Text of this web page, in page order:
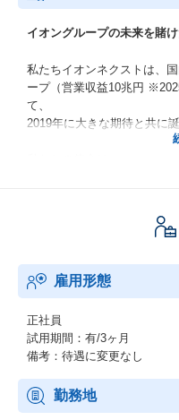
イオングループの未来を賭
私たちイオンネクストは、
ープ（営業収益10兆円
て、
2019年に大きな期待と共に
このスローガンのもと、私
お客様の貴重な時間を創出。
仕事、子育て、趣味など、
フスタイルの実現を目指し
ーーー世界最先端テクノロ
ス技術を導入したオンライ
2023年7月のサービス開始
雇用形態
正社員
試用期間：有/3ヶ月
備考：待遇に変更なし
勤務地